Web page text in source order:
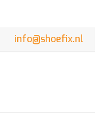
info@shoefix.nl